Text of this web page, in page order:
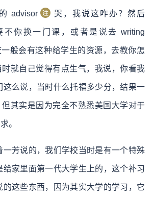
advisor 哭，我说这咋办？然后
不你换一门课，或者是说去 writing
般会有这种给学生的资源，去教你怎
就自己觉得有点生气，我说，你看我
这么说，当时什么托福多少分，结果一
其实是因为完全不熟悉美国大学对于
。
一芳说的，我们学校当时是有一个特殊
给家里面第一代大学生上的，这个补习
的这些东西，因为其实大学的学习，它